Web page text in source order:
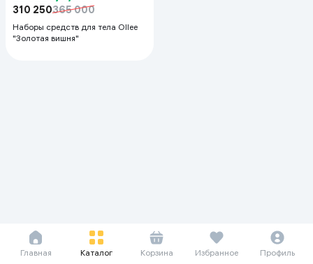
310 250365 000
Наборы средств для тела Ollee
"Золотая вишня"
Главная Каталог Корзина Избранное Профиль